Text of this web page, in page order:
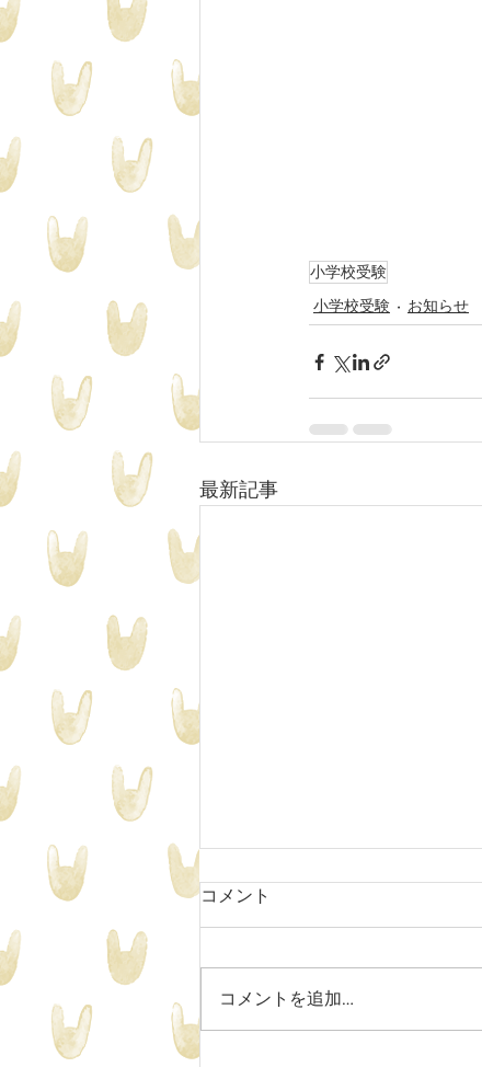
小学校受験
小学校受験
お知らせ
最新記事
2024年度合格報告
合格おめでとうございます🌸 慶
３名 学習院 東京農大附属稲花 東
洋英和女学院 立教女学院２名 聖
コメント
コメントを追加…